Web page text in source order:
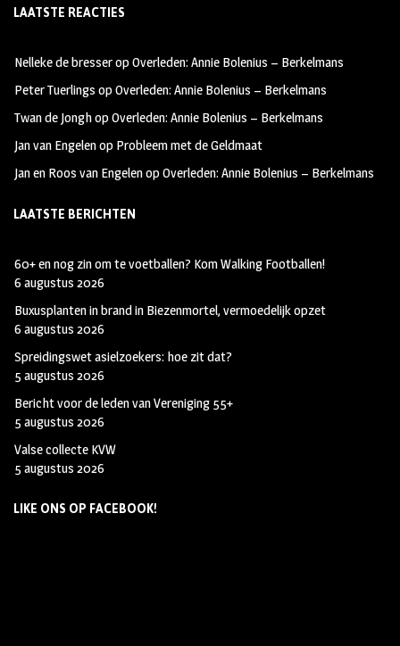
b
oo
k
ag
m
tt
LAATSTE REACTIES
Nelleke de bresseropOverleden: Annie Bolenius – Berkelmans
Peter Tuerlings opOverleden: Annie Bolenius – Berkelmans
Twan de JonghopOverleden: Annie Bolenius – Berkelmans
Jan van Engelenop Probleem met de Geldmaat
Jan en Roos van EngelenopOverleden: Annie Bolenius – Berkelmans
LAATSTE BERICHTEN
60+ en nog zin om te voetballen? Kom Walking Footballen!
6 augustus 2026
Buxusplanten in brand in Biezenmortel, vermoedelijk opzet
6 augustus 2026
Spreidingswet asielzoekers: hoe zit dat?
5 augustus 2026
Bericht voor de leden van Vereniging 55+
5 augustus 2026
Valse collecte KVW
5 augustus 2026
LIKE ONS OP FACEBOOK!